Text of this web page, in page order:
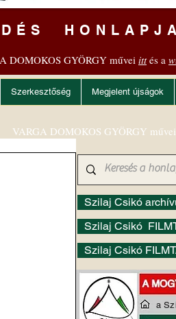
HONLAPJA
DOMOKOS GYÖRGY műveiittés a
Szerkesztőség Megjelent újságok
Szilaj Csikó
Szilaj Csikó
Szilaj Csikó
VARGA DOMOKOS GYÖRGY művei
a